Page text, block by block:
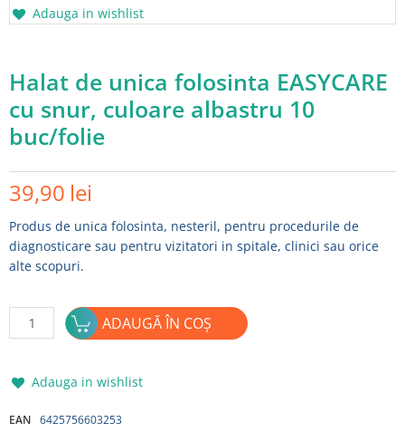
Adauga in wishlist
Halat de unica folosinta EASYCARE
cu snur, culoare albastru 10
buc/folie
39,90 lei
Produs de unica folosinta, nesteril, pentru procedurile de
diagnosticare sau pentru vizitatori in spitale, clinici sau orice
alte scopuri.
Cantitate
Halat
unica
EASYCARE
ADAUGĂ ÎN COȘ
Adauga in wishlist
EAN 6425756603253